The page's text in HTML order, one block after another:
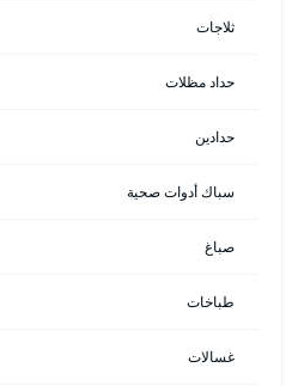
ثلاجات
حداد مظلات
حدادين
سباك أدوات صحية
صباغ
طباخات
غسالات